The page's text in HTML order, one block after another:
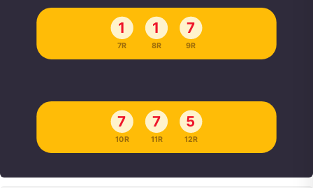
1
7R
1
8R
7
9R
7
10R
7
11R
5
12R